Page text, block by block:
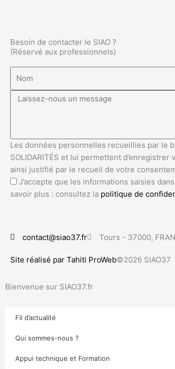
Besoin de contacter le SIAO ?
(Réservé aux professionnels)
Les données personnelles recueillies par le
SOLIDARITÉS et lui permettent
ainsi justifié par le recueil de votre
J’accepte que les informations saisies
savoir plus : consultez la politique de
contact@siao37.fr Tours - 37000,
Site réalisé par Tahiti ProWeb©2026 SIAO37
Bienvenue sur SIAO37.fr
Fil d’actualité
Qui sommes-nous ?
Appui technique et Formation